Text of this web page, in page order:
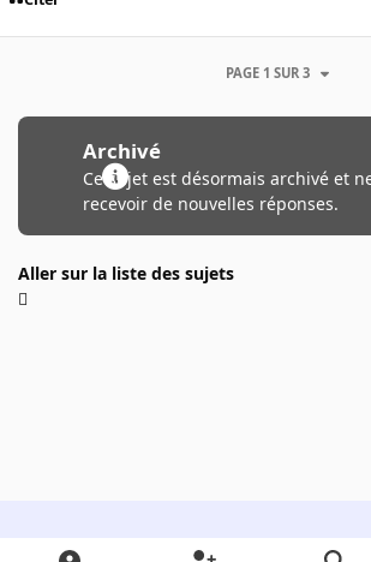
PAGE 1 SUR 3
Archivé
Ce sujet est désormais archivé et
recevoir de nouvelles réponses.
Aller sur la liste des sujets